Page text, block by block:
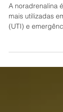
de
A noradrenalina